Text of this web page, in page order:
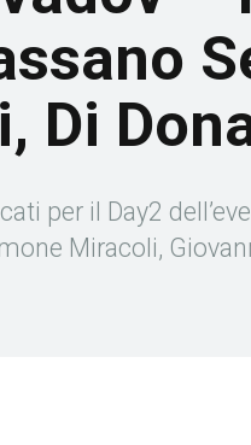
Di
per il Day2
Miracoli,